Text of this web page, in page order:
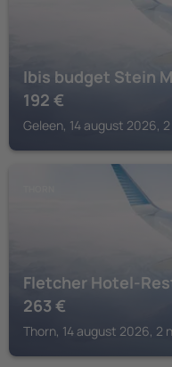
Ibis budget Stein
192 €
Geleen, 14 august 2026,
Fletcher Hotel-
263 €
Thorn, 14 august 2026, 2